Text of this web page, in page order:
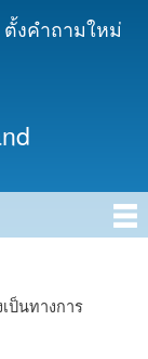
ตั้งคำถามใหม่
ป็นทางการ